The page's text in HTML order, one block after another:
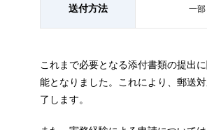
送付方法 一
これまで必要となる添付書類の提出
能となりました。これにより、郵送
了します。